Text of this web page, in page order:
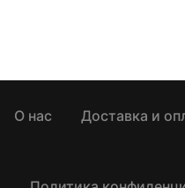
О нас Доставка и